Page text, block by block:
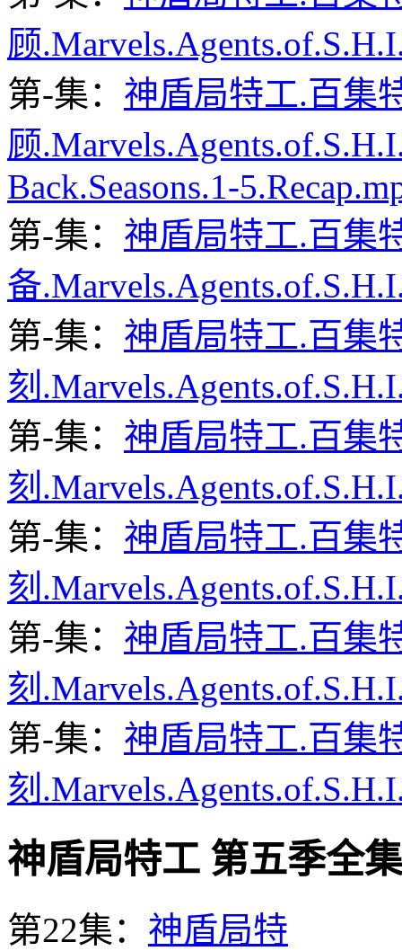
顾
第-集： 神盾局特工.百集
顾
Back.Seasons.1-
第-集： 神盾局特工.百集
备
第-集： 神盾局特工.百集
刻
第-集： 神盾局特工.百集
刻
第-集： 神盾局特工.百集
刻
第-集： 神盾局特工.百集
刻
第-集： 神盾局特工.百集
刻
神盾局特工 第五季全集
第22集： 神盾局特